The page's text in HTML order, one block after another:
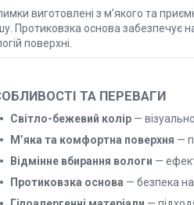
виготовлені з м’якого та
Протиковзка основа забезпечує
поверхні.
ТА ПЕРЕВАГИ
Світло-бежевий колір —
М’яка та комфортна поверхня —
Відмінне вбирання вологи —
Протиковзка основа — безпека на